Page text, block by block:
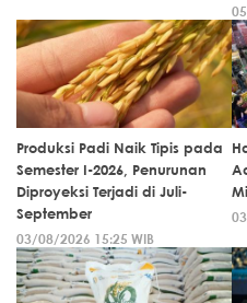
Produksi Padi Naik Tipis pada
Semester I-2026, Penurunan
Diproyeksi Terjadi di Juli-
September
03/08/2026 15:25 WIB